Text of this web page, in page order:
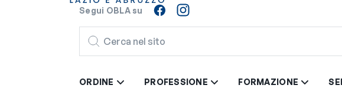
Segui OBLA su
CERCA
ORDINE PROFESSIONE FORMAZIONE